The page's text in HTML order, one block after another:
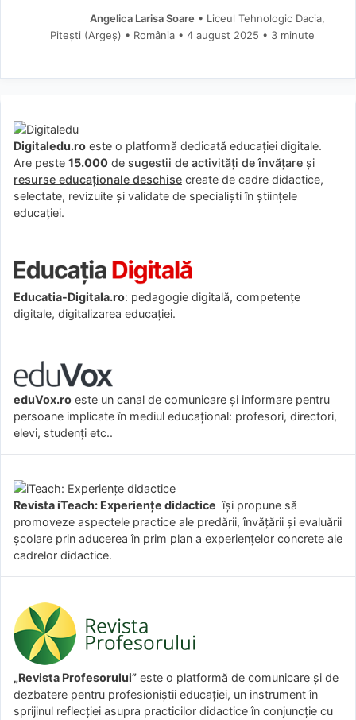
Angelica Larisa Soare • Liceul Tehnologic Dacia,
Pitești (Argeş) • România
4 august 2025 • 3 minute
Digitaledu.ro este o platformă dedicată educației digitale.
Are peste 15.000 de sugestii de activități de învățare și
resurse educaționale deschise create de cadre didactice,
selectate, revizuite și validate de specialiști în științele
educației.
Educatia-Digitala.ro: pedagogie digitală, competențe
digitale, digitalizarea educației.
eduVox.ro este un canal de comunicare și informare pentru
persoane implicate în mediul educațional: profesori, directori,
elevi, studenți etc..
Revista iTeach: Experienţe didactice îşi propune să
promoveze aspectele practice ale predării, învăţării şi evaluării
şcolare prin aducerea în prim plan a experienţelor concrete ale
cadrelor didactice.
„Revista Profesorului” este o platformă de comunicare și de
dezbatere pentru profesioniștii educației, un instrument în
sprijinul reflecției asupra practicilor didactice în conjuncție cu